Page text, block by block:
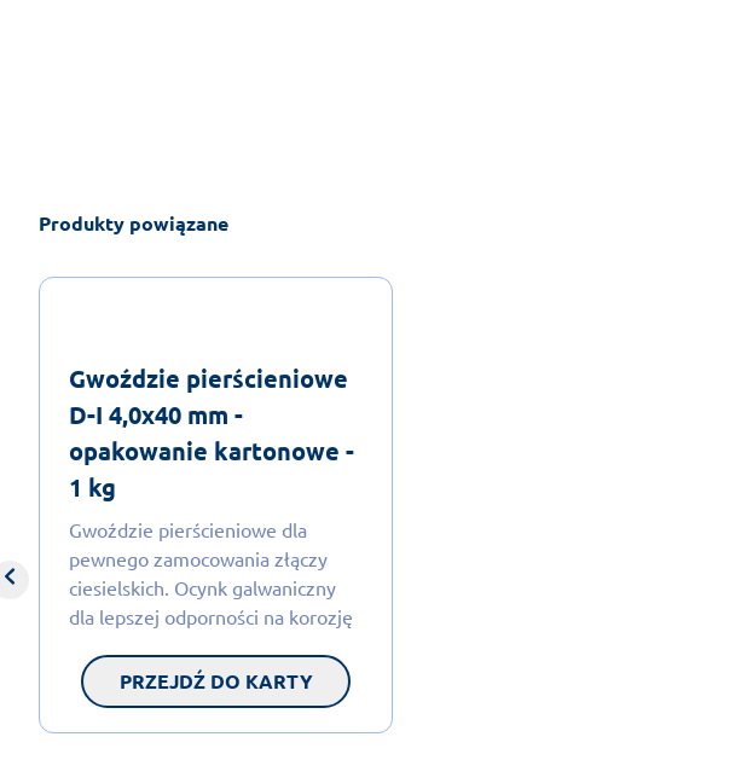
Produkty powiązane
Gwoździe pierścieniowe
D-I 4,0x40 mm -
opakowanie kartonowe -
1 kg
Gwoździe pierścieniowe dla
pewnego zamocowania złączy
ciesielskich. Ocynk galwaniczny
dla lepszej odporności na korozję
PRZEJDŹ DO KARTY